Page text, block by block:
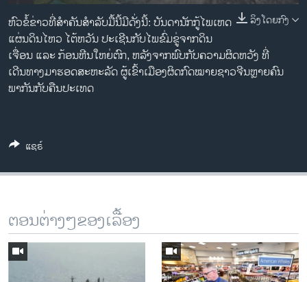
ວີດີໂອ
ສຽງ
ລາຍການກະຈາຍສຽງ
ລາຍງານ
ຕິດຕາມພວກເຮົາ ທີ່
ພາສາຕ່າງໆ
ລິງໂດຍກົງ
ຫົວຂໍ້ຂ່າວທີ່ສຳຄັນສຳລັບມື້ນີ້ມີດັ່ງນີ້: ບັນດານັກກູ້ໄພເຫດ
ແຜ່ນດິນໄຫວ ໄຕ້ຫວັນ ປະເຊີນກັບໄພຂົ່ມຂູ່ຈາກດິນ
ເຈື່ອນ ແລະ ກ້ອນຫີນໃຫຍ່ຕົກ, ຫລັງຈາກພົບກັບຄວາມຜິດຫວັງ ທີ່
ເດີນທາງມາຮອດສະຫະລັດ ຜູ້ເຂົ້າເມືອງຜິດກົດໝາຍຊາວຈີນຫຼາຍຄົນ
ພາກັນກັບຄືນປະເທດ
ແຊຣ໌
ຕອນຕ່າງໆຂອງເລື້ອງ